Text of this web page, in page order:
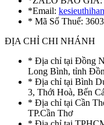
*Email:
* Mã Số Thuế:
ĐỊA CHỈ CHI NHÁNH
* Địa chỉ tại Đồng
Long Bình, tỉnh
* Địa chỉ tại Bình
3, Thới Hoà, Bến
* Địa chỉ tại Cần
TP.Cần Thơ